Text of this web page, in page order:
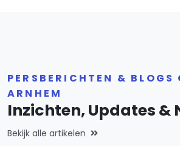
PERSBERICHTEN & BLOGS
ARNHEM
Inzichten, Updates &
Bekijk alle artikelen